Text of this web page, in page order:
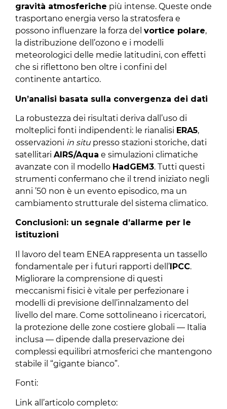
gravità atmosferiche più intense. Queste onde
trasportano energia verso la stratosfera e
possono influenzare la forza del vortice polare,
la distribuzione dell’ozono e i modelli
meteorologici delle medie latitudini, con effetti
che si riflettono ben oltre i confini del
continente antartico.
Un’analisi basata sulla convergenza dei dati
La robustezza dei risultati deriva dall’uso di
molteplici fonti indipendenti: le rianalisi ERA5,
osservazioni in situpresso stazioni storiche, dati
satellitari AIRS/Aqua e simulazioni climatiche
avanzate con il modello HadGEM3. Tutti questi
strumenti confermano che il trend iniziato negli
anni ’50 non è un evento episodico, ma un
cambiamento strutturale del sistema climatico.
Conclusioni: un segnale d’allarme per le
istituzioni
Il lavoro del team ENEA rappresenta un tassello
fondamentale per i futuri rapporti dell’IPCC.
Migliorare la comprensione di questi
meccanismi fisici è vitale per perfezionare i
modelli di previsione dell’innalzamento del
livello del mare. Come sottolineano i ricercatori,
la protezione delle zone costiere globali — Italia
inclusa — dipende dalla preservazione dei
complessi equilibri atmosferici che mantengono
stabile il “gigante bianco”.
Fonti:
Link all’articolo completo: